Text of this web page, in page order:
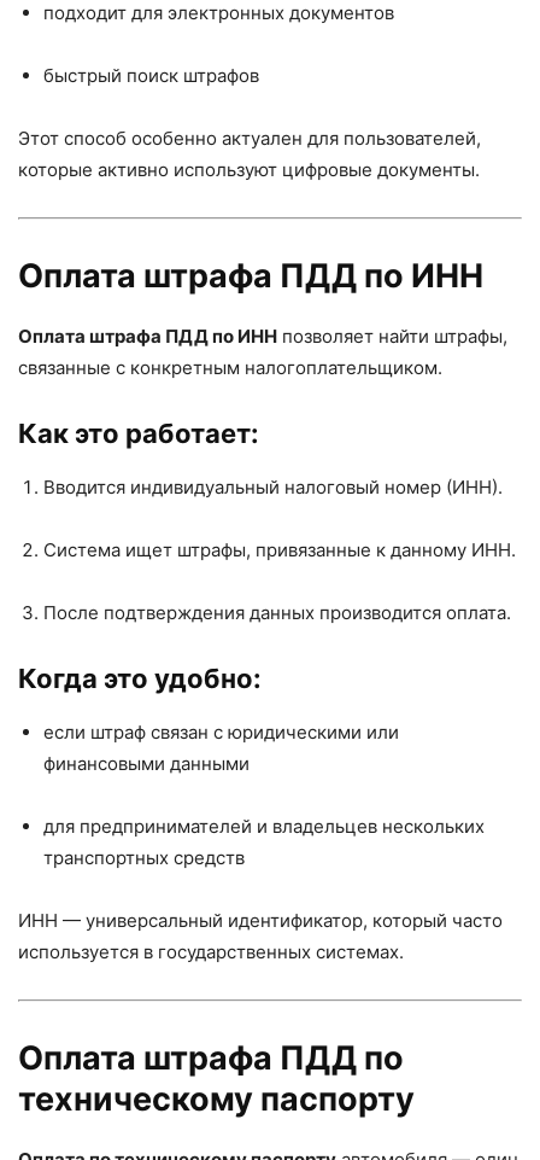
подходит для электронных документов
быстрый поиск штрафов
Этот способ особенно актуален для пользователей,
которые активно используют цифровые документы.
Оплата штрафа ПДД по ИНН
Оплата штрафа ПДД по ИНН позволяет найти штрафы,
связанные с конкретным налогоплательщиком.
Как это работает:
Вводится индивидуальный налоговый номер (ИНН).
Система ищет штрафы, привязанные к данному ИНН.
После подтверждения данных производится оплата.
Когда это удобно:
если штраф связан с юридическими или
финансовыми данными
для предпринимателей и владельцев нескольких
транспортных средств
ИНН — универсальный идентификатор, который часто
используется в государственных системах.
Оплата штрафа ПДД по
техническому паспорту